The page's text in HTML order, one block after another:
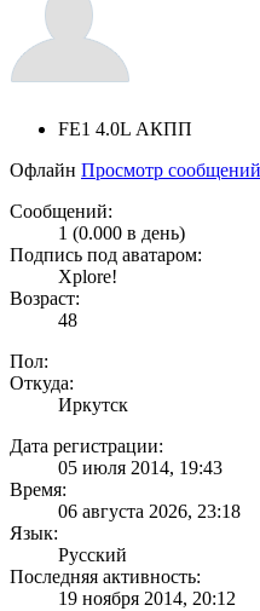
FE1 4.0L АКПП
Офлайн Просмотр сообщений
Сообщений:
1 (0.000 в день)
Подпись под аватаром:
Xplore!
Возраст:
48
Пол:
Откуда:
Иркутск
Дата регистрации:
05 июля 2014, 19:43
Время:
06 августа 2026, 23:18
Язык:
Русский
Последняя активность:
19 ноября 2014, 20:12